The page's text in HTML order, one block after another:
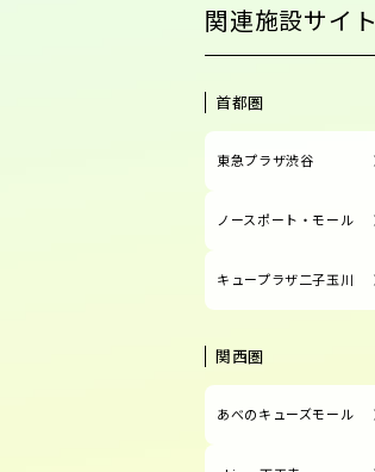
関連施設サイト
首都圏
東急プラザ渋谷
ノースポート・モール
キュープラザ二子玉川
関西圏
あべのキューズモール